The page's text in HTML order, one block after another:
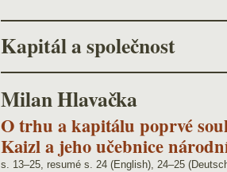
Kapitál a společnost
Milan Hlavačka
O trhu a kapitálu poprvé
Kaizl a jeho učebnice
s. 13–25, resumé s. 24 (English), 24–25